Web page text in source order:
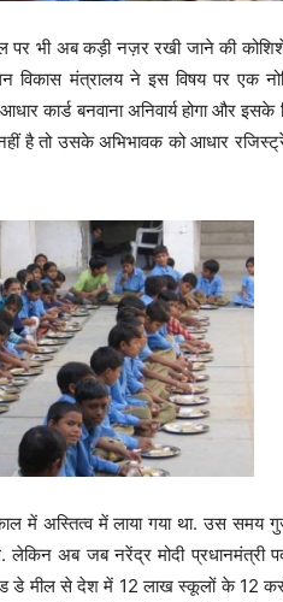
पर भी अब कड़ी नज़र रखी जाने की
मंत्रालय ने इस विषय पर एक
कार्ड बनवाना अनिवार्य होगा और
है तो उसके अभिभावक को आधार
में अस्तित्व में लाया गया था. उस समय
लेकिन अब जब नरेंद्र मोदी प्रधानमंत्री
डे मील से देश में 12 लाख स्कूलों के 12